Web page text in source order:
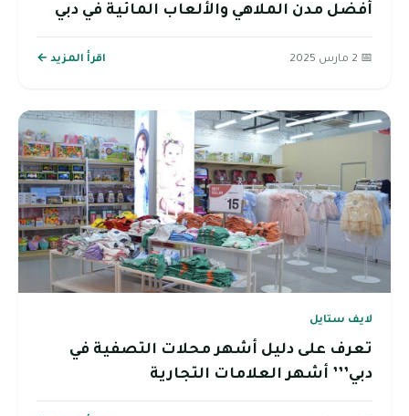
أفضل مدن الملاهي والألعاب المائية في دبي
📅 2 مارس 2025 اقرأ المزيد ←
لايف ستايل
تعرف على دليل أشهر محلات التصفية في
دبي’’’ أشهر العلامات التجارية